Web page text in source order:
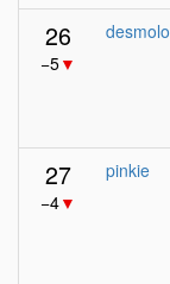
26
−5▼
desmolo
27
−4▼
pinkie